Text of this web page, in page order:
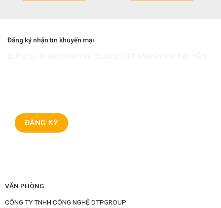
Đăng ký nhận tin khuyến mại
VĂN PHÒNG
CÔNG TY TNHH CÔNG NGHỆ DTPGROUP